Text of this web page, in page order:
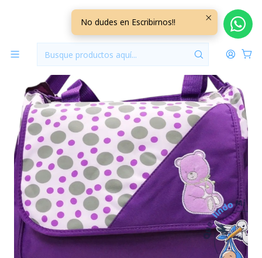
Inicio Pañaleras
Bolso Maternal Con Cambiador Morado Osito
No dudes en Escribirnos!!